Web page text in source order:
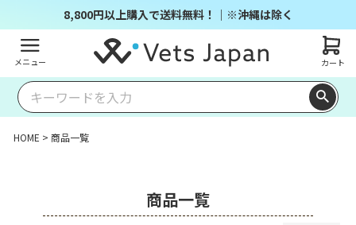
8,800円以上購入で送料無料！｜※沖縄は除く
メニュー カート
HOME 商品一覧
商品一覧
商品番号/JANコード
並び順
新着
順
登録
順
が安
が高
度順
ュー
キー
ワー
ドヒ